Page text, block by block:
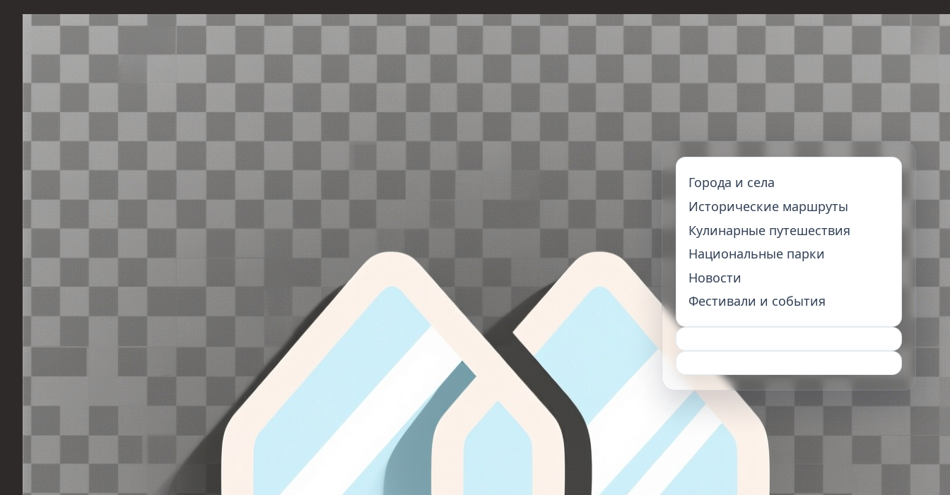
Перейти
содержимому
Города и села
Исторические маршруты
Кулинарные путешествия
Национальные парки
Новости
Фестивали и события